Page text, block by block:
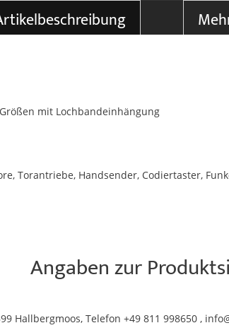
mit Lochbandeinhängung
Torantriebe, Handsender, Codiertaster,
Angaben zur
Hallbergmoos, Telefon +49 811 998650 ,